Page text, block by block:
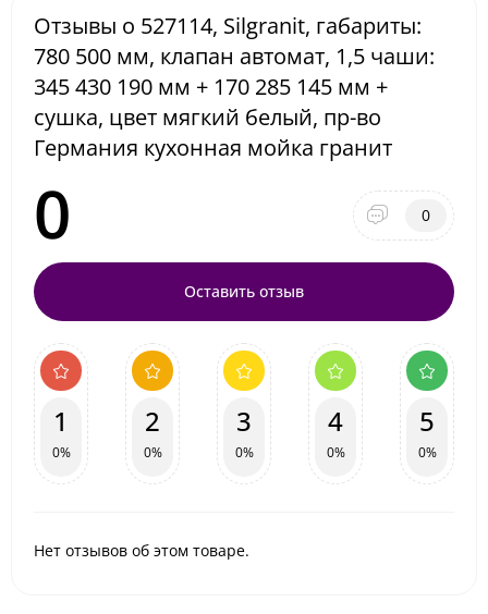
Отзывы о 527114, Silgranit, габариты:
780 500 мм, клапан автомат, 1,5 чаши:
345 430 190 мм + 170 285 145 мм +
сушка, цвет мягкий белый, пр-во
Германия кухонная мойка гранит
0 0
Оставить отзыв
1
0%
2
0%
3
0%
4
0%
5
0%
Нет отзывов об этом товаре.